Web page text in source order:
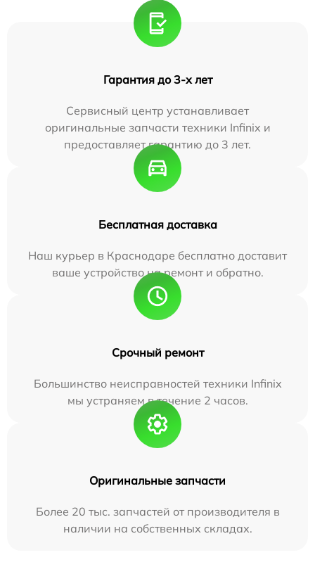
Гарантия до 3-х лет
Сервисный центр устанавливает
оригинальные запчасти техники Infinix и
предоставляет гарантию до 3 лет.
Бесплатная доставка
Наш курьер в Краснодаре бесплатно доставит
ваше устройство на ремонт и обратно.
Срочный ремонт
Большинство неисправностей техники Infinix
мы устраняем в течение 2 часов.
Оригинальные запчасти
Более 20 тыс. запчастей от производителя в
наличии на собственных складах.